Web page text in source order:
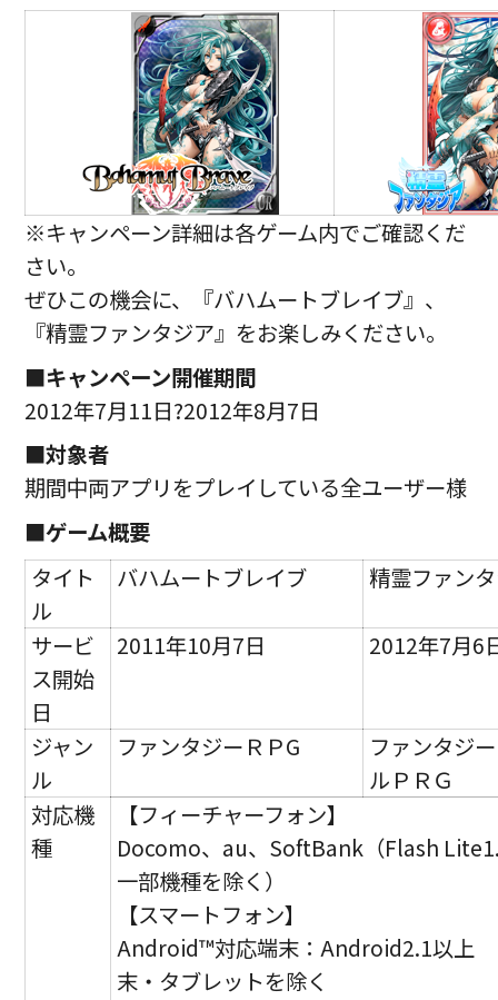
※キャンペーン詳細は各ゲーム内でご確認くだ
さい。
ぜひこの機会に、『バハムートブレイブ』、
『精霊ファンタジア』をお楽しみください。
■キャンペーン開催期間
2012年7月11日?2012年8月7日
■対象者
期間中両アプリをプレイしている全ユーザー様
■ゲーム概要
タイト
ル
バハムートブレイブ 精霊ファン
サービ
ス開始
日
2011年10月7日 2012年7月6
ジャン
ル
ファンタジーＲＰG
ファンタジ
ルＰＲＧ
対応機
種
【フィーチャーフォン】
Docomo、au、SoftBank（Flash
一部機種を除く）
【スマートフォン】
Android™対応端末：Android2.1以上
末・タブレットを除く